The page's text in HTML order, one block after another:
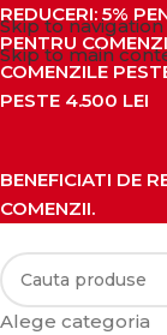
Skip to navigation
Skip to main
REDUCERI: 5%
PENTRU
COMENZILE
PESTE 4.500 LEI
BENEFICIATI DE
COMENZII.
Alege categoria